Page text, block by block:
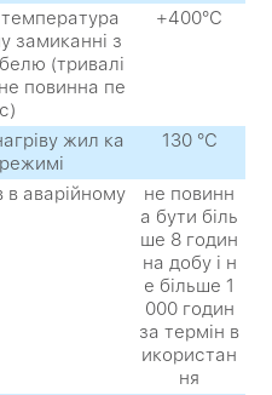
замиканні з
(тривалі
повинна пе
+400°С
жил ка
130 °С
в аварійному
не повинн
а бути біль
ше 8 годин
на добу і н
е більше 1
000 годин
за термін в
икористан
ня